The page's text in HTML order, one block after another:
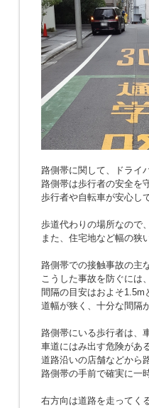
路側帯に関して、ドライ
路側帯は歩行者の安全を
歩行者や自転車が安心し
歩道代わりの場所なので
また、住宅地など幅の狭
路側帯での接触事故の主
こうした事故を防ぐには
間隔の目安はおよそ1.5m
道幅が狭く、十分な間隔
路側帯にいる歩行者は、
車道にはみ出す危険があ
道路沿いの店舗などから
路側帯の手前で確実に一
右方向は道路を走ってく